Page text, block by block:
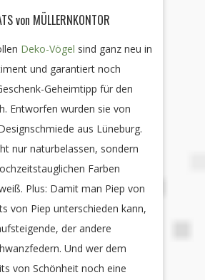
von MÜLLERNKONTOR
Deko-Vögel sind ganz neu in
und garantiert noch
Geheimtipp für den
Entworfen wurden sie von
aus Lüneburg.
nur naturbelassen, sondern
Farben
Plus: Damit man Piep von
von Piep unterschieden kann,
der andere
Und wer dem
von Schönheit noch eine